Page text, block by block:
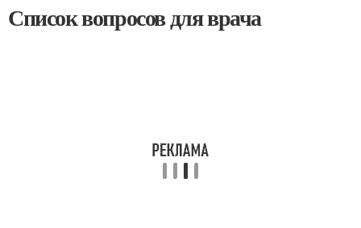
Список вопросов для врача